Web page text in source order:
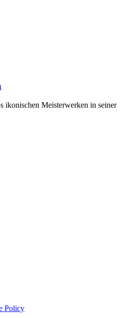
ikonischen Meisterwerken in seiner
Policy